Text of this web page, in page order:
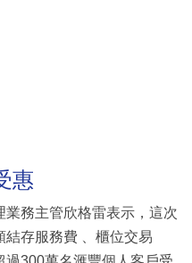
惠
業務主管欣格雷表示，這次
存服務費 、櫃位交易